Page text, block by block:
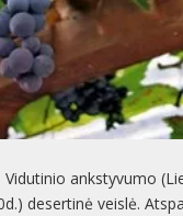
ankstyvumo
desertinė veislė.